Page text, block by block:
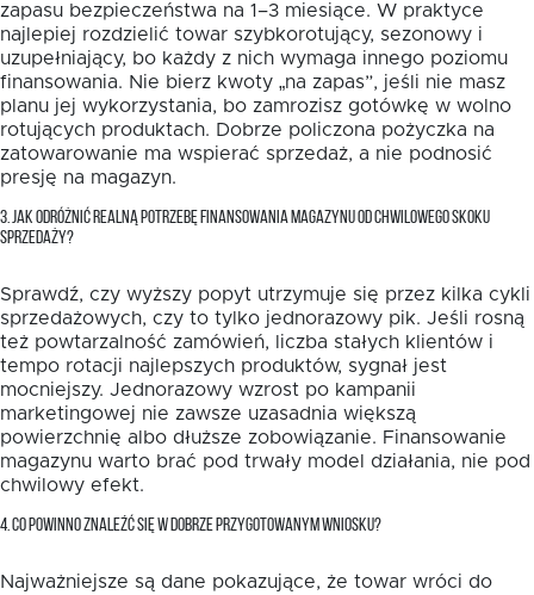
zapasu bezpieczeństwa na 1–3 miesiące. W praktyce
najlepiej rozdzielić towar szybkorotujący, sezonowy i
uzupełniający, bo każdy z nich wymaga innego poziomu
finansowania. Nie bierz kwoty „na zapas”, jeśli nie masz
planu jej wykorzystania, bo zamrozisz gotówkę w wolno
rotujących produktach. Dobrze policzona pożyczka na
zatowarowanie ma wspierać sprzedaż, a nie podnosić
presję na magazyn.
3. JAK ODRÓŻNIĆ REALNĄ POTRZEBĘ FINANSOWANIA MAGAZYNU OD CHWILOWEGO SKOKU
SPRZEDAŻY?
Sprawdź, czy wyższy popyt utrzymuje się przez kilka cykli
sprzedażowych, czy to tylko jednorazowy pik. Jeśli rosną
też powtarzalność zamówień, liczba stałych klientów i
tempo rotacji najlepszych produktów, sygnał jest
mocniejszy. Jednorazowy wzrost po kampanii
marketingowej nie zawsze uzasadnia większą
powierzchnię albo dłuższe zobowiązanie. Finansowanie
magazynu warto brać pod trwały model działania, nie pod
chwilowy efekt.
4. CO POWINNO ZNALEŹĆ SIĘ W DOBRZE PRZYGOTOWANYM WNIOSKU?
Najważniejsze są dane pokazujące, że towar wróci do